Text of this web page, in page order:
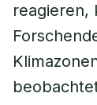
reagieren,